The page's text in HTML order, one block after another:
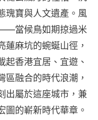
瑰寶與人文遺產。風
當候鳥如期掠過米
蓮麻坑的蜿蜒山徑，
起香港宜居、宜遊、
區融合的時代浪潮，
出屬於這座城市，兼
圖的嶄新時代華章。